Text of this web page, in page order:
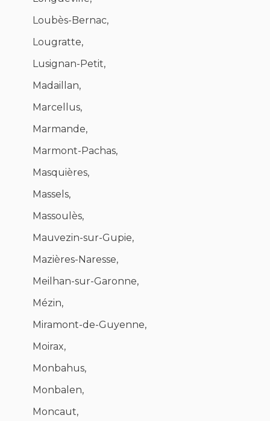
Loubès-Bernac,
Lougratte,
Lusignan-Petit,
Madaillan,
Marcellus,
Marmande,
Marmont-Pachas,
Masquières,
Massels,
Massoulès,
Mauvezin-sur-Gupie,
Mazières-Naresse,
Meilhan-sur-Garonne,
Mézin,
Miramont-de-Guyenne,
Moirax,
Monbahus,
Monbalen,
Moncaut,